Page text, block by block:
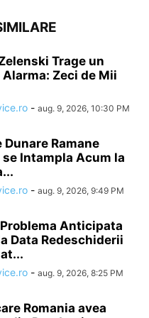
Trage un
Alarma: Zeci de Mii
- aug. 9, 2026, 10:30 PM
Ramane
Intampla Acum la
- aug. 9, 2026, 9:49 PM
Anticipata
Data Redeschiderii
- aug. 9, 2026, 8:25 PM
Romania avea